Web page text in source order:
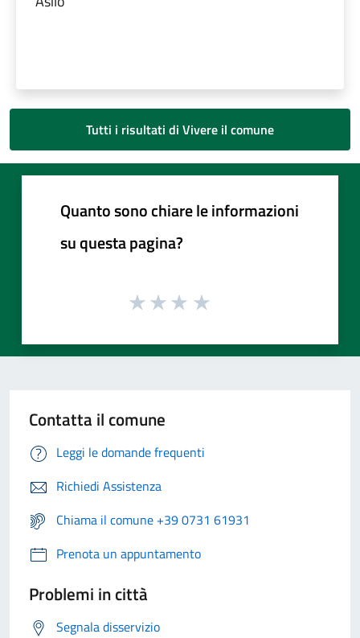
Tutti i risultati di Vivere il comune
Quanto sono chiare le informazioni
su questa pagina?
Contatta il comune
Leggi le domande frequenti
Richiedi Assistenza
Chiama il comune +39 0731 61931
Prenota un appuntamento
Problemi in città
Segnala disservizio